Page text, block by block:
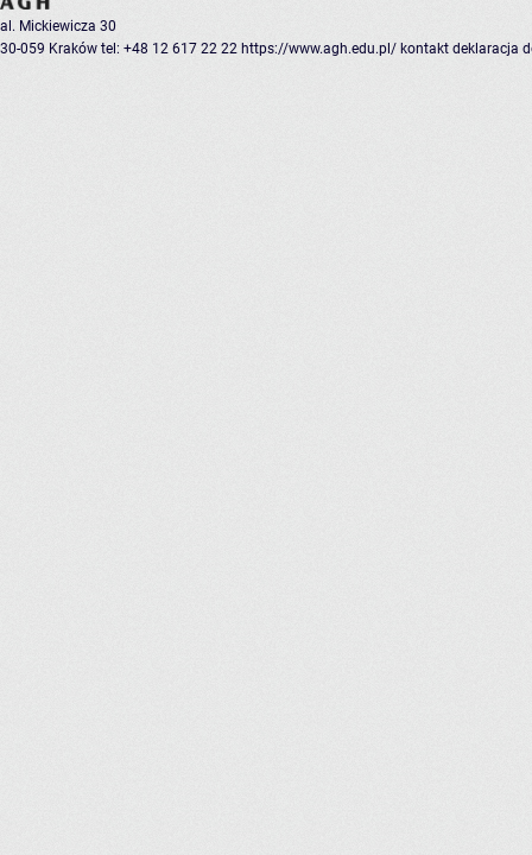
al. Mickiewicza 30
30-059 Kraków tel: +48 12 617 22 22 https://www.agh.edu.pl/ kontakt deklaracja